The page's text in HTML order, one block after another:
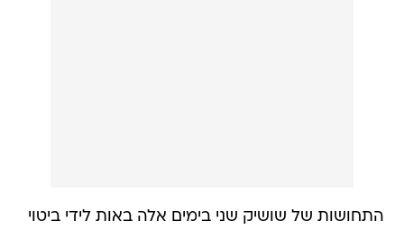
התחושות של שושיק שני בימים אלה באות לידי ביטוי